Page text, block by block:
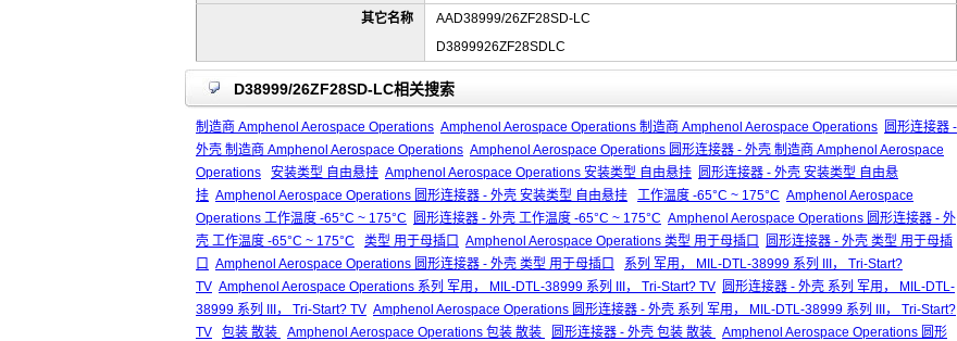
其它名称
AAD38999/26ZF28SD-LC
D3899926ZF28SDLC
D38999/26ZF28SD-LC相关搜索
制造商 Amphenol Aerospace Operations Amphenol Aerospace Operations 制造商 Amphenol Aerospace Operations 圆形连接器 -
外壳 制造商 Amphenol Aerospace Operations Amphenol Aerospace Operations 圆形连接器 - 外壳 制造商 Amphenol Aerospace
Operations
安装类型 自由悬挂 Amphenol Aerospace Operations 安装类型 自由悬挂 圆形连接器 - 外壳 安装类型 自由悬
挂 Amphenol Aerospace Operations 圆形连接器 - 外壳 安装类型 自由悬挂 工作温度 -65°C ~ 175°C Amphenol Aerospace
Operations 工作温度 -65°C ~ 175°C
圆形连接器 - 外壳 工作温度 -65°C ~ 175°C Amphenol Aerospace Operations 圆形连接器 - 外
壳 工作温度 -65°C ~ 175°C
类型 用于母插口 Amphenol Aerospace Operations 类型 用于母插口
圆形连接器 - 外壳 类型 用于母插
口 Amphenol Aerospace Operations 圆形连接器 - 外壳 类型 用于母插口
系列 军用， MIL-DTL-38999 系列 III， Tri-Start?
TV Amphenol Aerospace Operations 系列 军用， MIL-DTL-38999 系列 III， Tri-Start? TV 圆形连接器 - 外壳 系列 军用， MIL-DTL-
38999 系列 III， Tri-Start? TV Amphenol Aerospace Operations 圆形连接器 - 外壳 系列 军用， MIL-DTL-38999 系列 III， Tri-Start?
TV
包装 散装 Amphenol Aerospace Operations 包装 散装 圆形连接器 - 外壳 包装 散装
Amphenol Aerospace Operations 圆形